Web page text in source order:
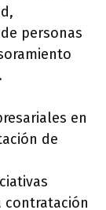
personas
en
de
contratación